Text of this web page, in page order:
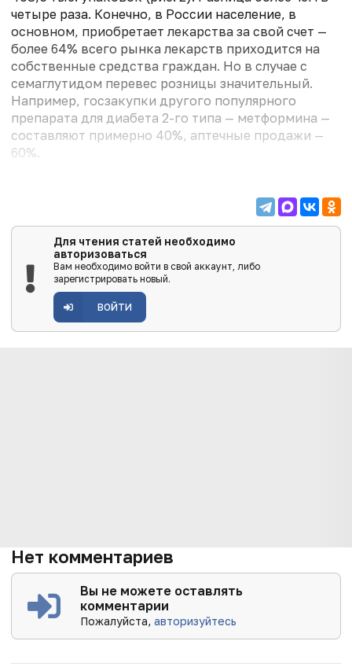
четыре раза. Конечно, в России население, в
основном, приобретает лекарства за свой счет —
более 64% всего рынка лекарств приходится на
собственные средства граждан. Но в случае с
семаглутидом перевес розницы значительный.
Например, госзакупки другого популярного
препарата для диабета 2-го типа — метформина —
составляют примерно 40%, аптечные продажи —
60%.
Для чтения статей необходимо
авторизоваться
Вам необходимо войти в свой аккаунт, либо
зарегистрировать новый.
ВОЙТИ
Нет комментариев
Вы не можете оставлять
комментарии
Пожалуйста,авторизуйтесь